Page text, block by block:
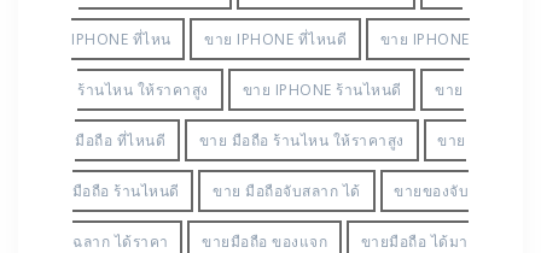
IPHONE ที่ไหน ขาย IPHONE ที่ไหนดี ขาย IPHONE
ร้านไหน ให้ราคาสูง ขาย IPHONE ร้านไหนดี ขาย
มือถือ ที่ไหนดี ขาย มือถือ ร้านไหน ให้ราคาสูง ขาย
มือถือ ร้านไหนดี ขาย มือถือจับสลาก ได้ ขายของจับ
ฉลาก ได้ราคา ขายมือถือ ของแจก ขายมือถือ ได้มา